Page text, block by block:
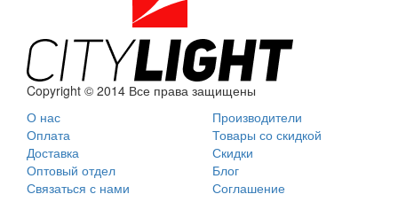
Copyright © 2014 Все права защищены
О нас
Оплата
Доставка
Оптовый отдел
Связаться с нами
Производители
Товары со скидкой
Скидки
Блог
Соглашение